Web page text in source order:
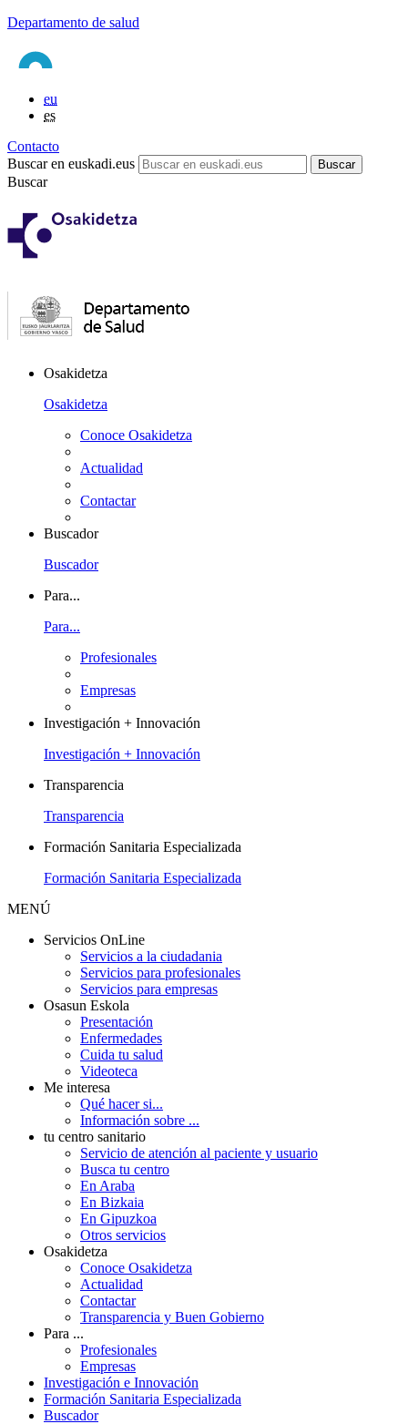
Departamento de salud
eu
es
Contacto
Buscar en euskadi.eus
Buscar
Osakidetza
Osakidetza
Conoce Osakidetza
Actualidad
Contactar
Buscador
Buscador
Para...
Para...
Profesionales
Empresas
Investigación + Innovación
Investigación + Innovación
Transparencia
Transparencia
Formación Sanitaria Especializada
Formación Sanitaria Especializada
MENÚ
Servicios OnLine
Servicios a la ciudadania
Servicios para profesionales
Servicios para empresas
Osasun Eskola
Presentación
Enfermedades
Cuida tu salud
Videoteca
Me interesa
Qué hacer si...
Información sobre ...
tu centro sanitario
Servicio de atención al paciente y usuario
Busca tu centro
En Araba
En Bizkaia
En Gipuzkoa
Otros servicios
Osakidetza
Conoce Osakidetza
Actualidad
Contactar
Transparencia y Buen Gobierno
Para ...
Profesionales
Empresas
Investigación e Innovación
Formación Sanitaria Especializada
Buscador